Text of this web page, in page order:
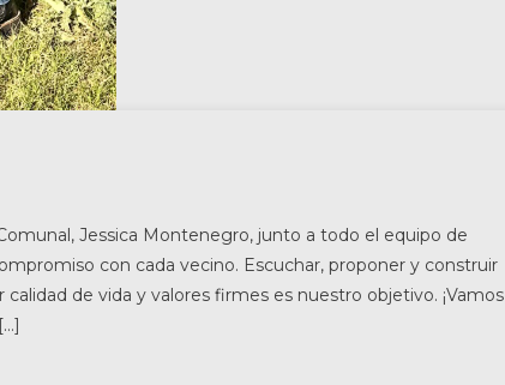
Jessica Montenegro, junto a todo el equipo de
con cada vecino. Escuchar, proponer y construir
de vida y valores firmes es nuestro objetivo. ¡Vamos